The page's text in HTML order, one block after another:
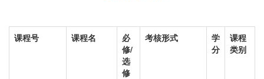
课程号 课程名
必
修/
选
修
考核形式
学
分
课程
类别